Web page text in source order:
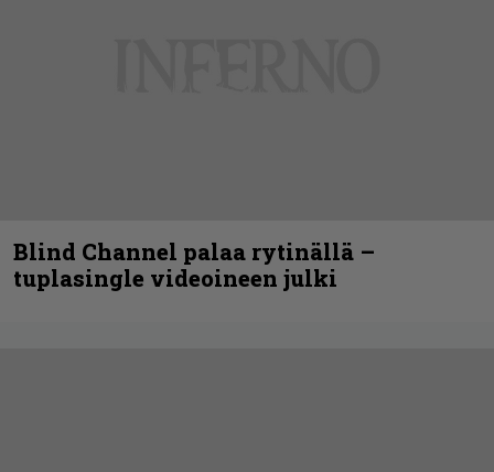
Blind Channel palaa rytinällä –
tuplasingle videoineen julki